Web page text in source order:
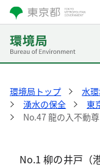
環境局トップ 水
湧水の保全
東
No.47 龍の入不動
No.1 柳の井戸（港